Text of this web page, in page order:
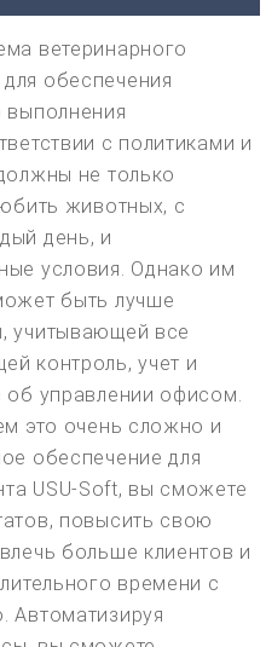
ветеринарного
обеспечения
выполнения
с политиками и
не только
животных, с
день, и
условия. Однако им
быть лучше
учитывающей все
контроль, учет и
об управлении офисом.
это очень сложно и
обеспечение для
USU-Soft, вы сможете
повысить свою
больше клиентов и
времени с
Автоматизируя